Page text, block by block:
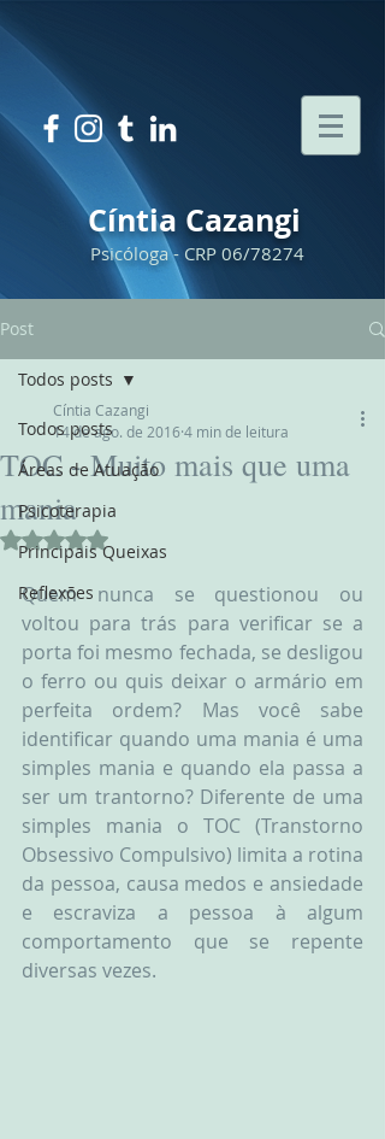
Cíntia Cazangi
Psicóloga - CRP 06/78274
Post
Todos posts
Áreas de Atuação
Psicoterapia
Principais Queixas
Reflexões
Todos posts
TOC - Muito mais que uma
mania
Cíntia Cazangi
14 de ago. de 2016 4 min de leitura
Avaliado com NaN de 5 estrelas.
Quem nunca se questionou ou
voltou para trás para verificar se a
porta foi mesmo fechada, se desligou
o ferro ou quis deixar o armário em
perfeita ordem? Mas você sabe
identificar quando uma mania é uma
simples mania e quando ela passa a
ser um trantorno? Diferente de uma
simples mania o TOC (Transtorno
Obsessivo Compulsivo) limita a rotina
da pessoa, causa medos e ansiedade
e escraviza a pessoa à algum
comportamento que se repente
diversas vezes.